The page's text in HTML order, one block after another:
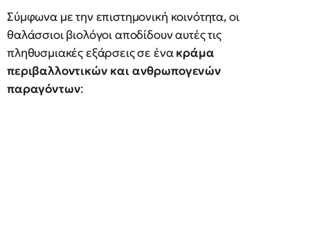
Σύμφωνα με την επιστημονική κοινότητα, οι
θαλάσσιοι βιολόγοι αποδίδουν αυτές τις
πληθυσμιακές εξάρσεις σε ένακράμα
περιβαλλοντικών και ανθρωπογενών
παραγόντων: